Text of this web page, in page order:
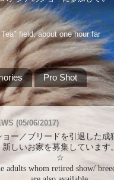
field, about one hour far
Pro Shot
(05/06/2017)
ョー／ブリードを引退した成
新しいお家を募集しています。
☆
adults whom retired show/